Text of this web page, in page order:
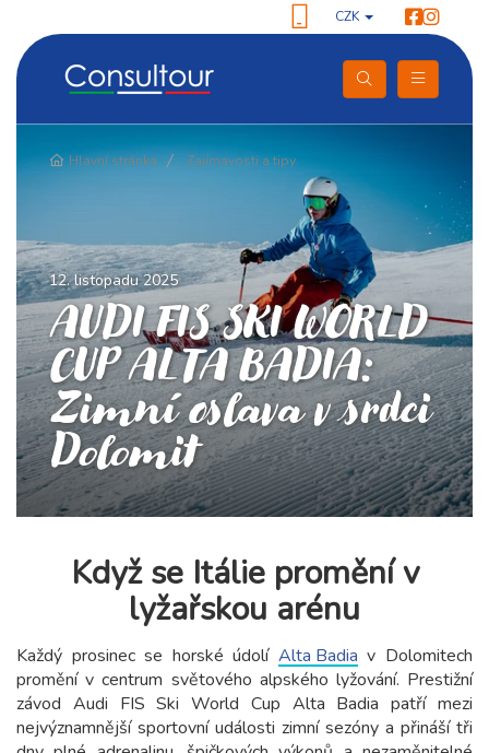
CZK
Hlavní stránka Zajímavosti a tipy
12. listopadu 2025
AUDI FIS SKI WORLD
CUP ALTA BADIA:
Zimní oslava v srdci
Dolomit
Když se Itálie promění v
lyžařskou arénu
Každý prosinec se horské údolí Alta Badia v Dolomitech
promění v centrum světového alpského lyžování. Prestižní
závod Audi FIS Ski World Cup Alta Badia patří mezi
nejvýznamnější sportovní události zimní sezóny a přináší tři